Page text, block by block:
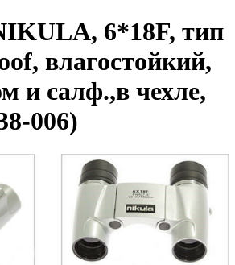
6*18F, тип
влагостойкий,
и салф.,в чехле,
006)